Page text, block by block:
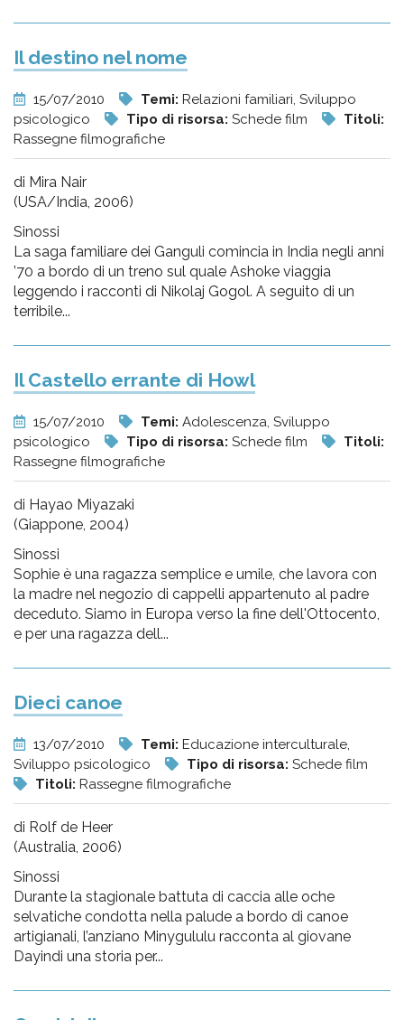
Il destino nel nome
15/07/2010 Temi: Relazioni familiari, Sviluppo
psicologico
Tipo di risorsa: Schede film
Titoli:
Rassegne filmografiche
di Mira Nair
(USA/India, 2006)
Sinossi
La saga familiare dei Ganguli comincia in India negli anni
’70 a bordo di un treno sul quale Ashoke viaggia
leggendo i racconti di Nikolaj Gogol. A seguito di un
terribile...
Il Castello errante di Howl
15/07/2010 Temi: Adolescenza, Sviluppo
psicologico
Tipo di risorsa: Schede film
Titoli:
Rassegne filmografiche
di Hayao Miyazaki
(Giappone, 2004)
Sinossi
Sophie è una ragazza semplice e umile, che lavora con
la madre nel negozio di cappelli appartenuto al padre
deceduto. Siamo in Europa verso la fine dell'Ottocento,
e per una ragazza dell...
Dieci canoe
13/07/2010 Temi: Educazione interculturale,
Sviluppo psicologico
Tipo di risorsa: Schede film
Titoli: Rassegne filmografiche
di Rolf de Heer
(Australia, 2006)
Sinossi
Durante la stagionale battuta di caccia alle oche
selvatiche condotta nella palude a bordo di canoe
artigianali, l’anziano Minygululu racconta al giovane
Dayindi una storia per...